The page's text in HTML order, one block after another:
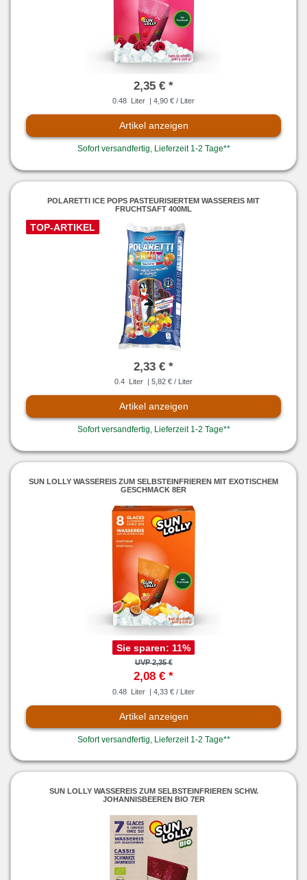
2,35 € *
0.48 Liter | 4,90 € / Liter
Artikel anzeigen
Sofort versandfertig, Lieferzeit 1-2 Tage**
POLARETTI ICE POPS PASTEURISIERTEM WASSEREIS MIT
FRUCHTSAFT 400ML
TOP-ARTIKEL
2,33 € *
0.4 Liter | 5,82 € / Liter
Artikel anzeigen
Sofort versandfertig, Lieferzeit 1-2 Tage**
SUN LOLLY WASSEREIS ZUM SELBSTEINFRIEREN MIT EXOTISCHEM
GESCHMACK 8ER
Sie sparen: 11%
UVP 2,35 €
2,08 € *
0.48 Liter | 4,33 € / Liter
Artikel anzeigen
Sofort versandfertig, Lieferzeit 1-2 Tage**
SUN LOLLY WASSEREIS ZUM SELBSTEINFRIEREN SCHW.
JOHANNISBEEREN BIO 7ER